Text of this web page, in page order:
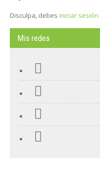
Disculpa, debes iniciar sesión
Mis redes